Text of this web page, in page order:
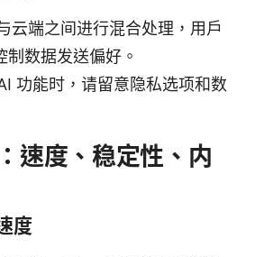
云端之间进行混合处理，用户
制数据发送偏好。
功能时，请留意隐私选项和数
速度、稳定性、内
度